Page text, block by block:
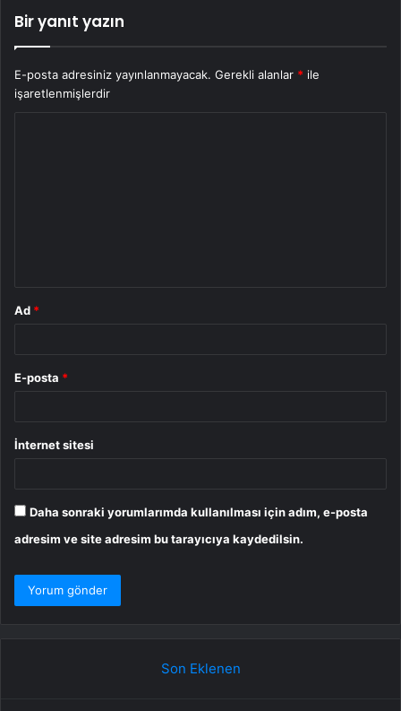
Bir yanıt yazın
E-posta adresiniz yayınlanmayacak. Gerekli alanlar * ile
işaretlenmişlerdir
Ad *
E-posta *
İnternet sitesi
Daha sonraki yorumlarımda kullanılması için adım, e-posta
adresim ve site adresim bu tarayıcıya kaydedilsin.
Son Eklenen